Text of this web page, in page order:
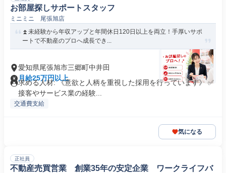
お部屋探しサポートスタッフ
ミニミニ 尾張旭店
⏫未経験から年収アップと年間休日120日以上を両立！手厚いサポ
ートで不動産のプロへ成長でき...
愛知県尾張旭市三郷町中井田
月給25万円以上
求める人材: 《意欲と人柄を重視した採用を行っています》 ✅️
接客やサービス業の経験...
交通費支給
気になる
正社員
不動産売買営業 創業35年の安定企業 ワークライフバ